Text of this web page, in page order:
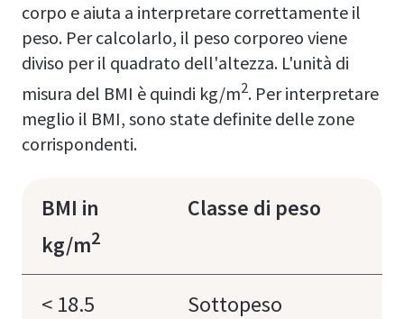
corpo e aiuta a interpretare correttamente il
peso. Per calcolarlo, il peso corporeo viene
diviso per il quadrato dell'altezza. L'unità di
misura del BMI è quindi kg/m2. Per interpretare
meglio il BMI, sono state definite delle zone
corrispondenti.
BMI in
kg/m2
Classe di peso
< 18.5 Sottopeso